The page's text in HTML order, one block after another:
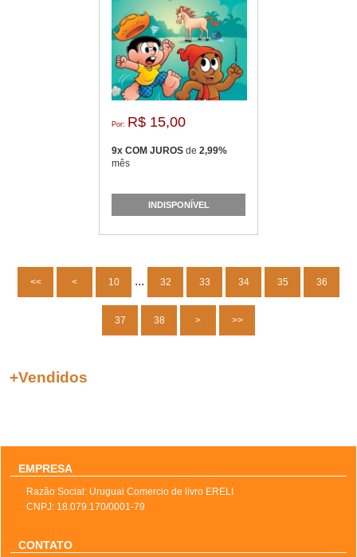
Por: R$ 15,00
9x COM JUROS de 2,99%
mês
INDISPONÍVEL
<< < 10 ... 32 33 34 35 36
37 38 > >>
+Vendidos
EMPRESA
Razão Social: Uruguai Comercio de livro ERELI
CNPJ: 18.079.170/0001-79
CONTATO